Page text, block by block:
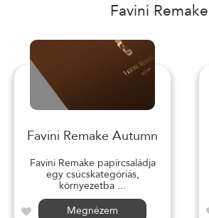
Favini Remake
Favini Remake Autumn
Favini Remake papírcsaládja
egy csúcskategóriás,
környezetba ...
Megnézem